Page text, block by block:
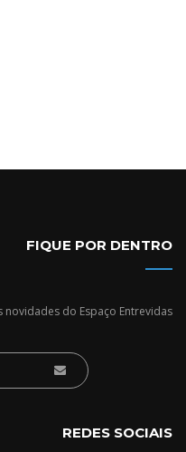
FIQUE POR DENTRO
do Espaço Entrevidas
REDES SOCIAIS